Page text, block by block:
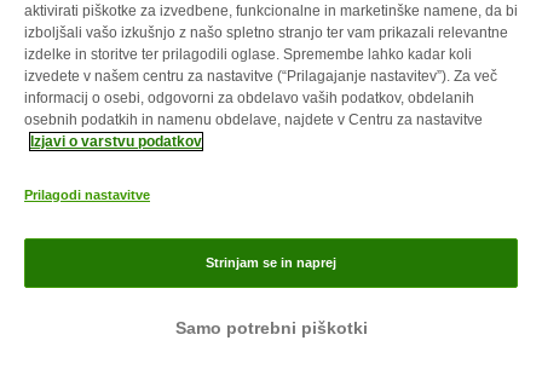
Informacije
Prednosti
Nakupovanje
aktivirati piškotke za izvedbene, funkcionalne in marketinške namene, da bi
izboljšali vašo izkušnjo z našo spletno stranjo ter vam prikazali relevantne
izdelke in storitve ter prilagodili oglase. Spremembe lahko kadar koli
izvedete v našem centru za nastavitve (“Prilagajanje nastavitev”). Za več
informacij o osebi, odgovorni za obdelavo vaših podatkov, obdelanih
osebnih podatkih in namenu obdelave, najdete v Centru za nastavitve
Izjavi o varstvu podatkov
Prilagodi nastavitve
Samo potrebni piškotki
Strinjam se in naprej